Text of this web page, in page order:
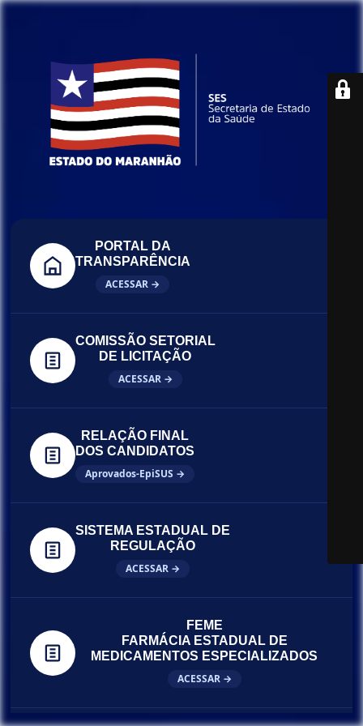
PORTAL DA
TRANSPARÊNCIA
ACESSAR →
COMISSÃO SETORIAL
DE LICITAÇÃO
ACESSAR →
RELAÇÃO FINAL
DOS CANDIDATOS
Aprovados-EpiSUS →
SISTEMA ESTADUAL DE
REGULAÇÃO
ACESSAR →
FEME
FARMÁCIA ESTADUAL DE
MEDICAMENTOS ESPECIALIZADOS
ACESSAR →